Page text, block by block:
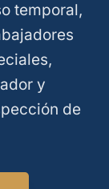
temporal,
y
de